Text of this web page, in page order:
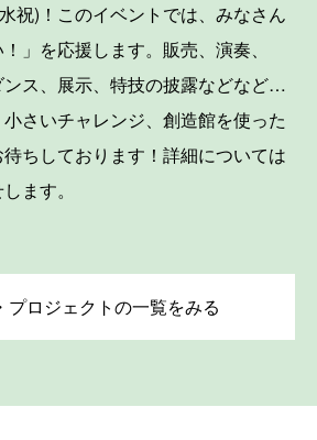
祝)！このイベントでは、みなさん
」を応援します。販売、演奏、
ス、展示、特技の披露などなど…
さいチャレンジ、創造館を使った
ちしております！詳細については
ます。
プロジェクトの一覧をみる